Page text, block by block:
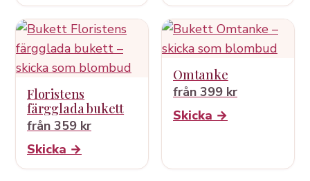
Floristens
färgglada bukett
från 359 kr
Skicka →
Omtanke
från 399 kr
Skicka →